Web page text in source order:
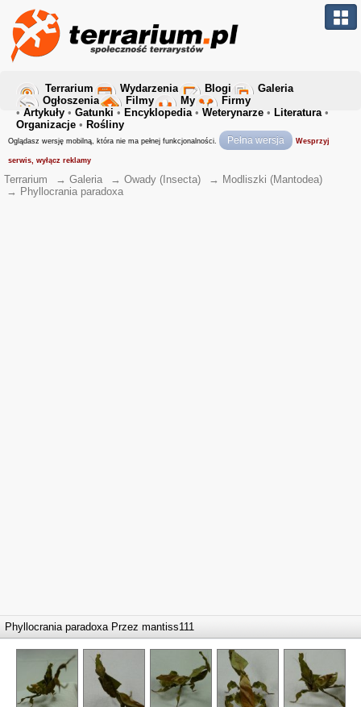
Terrarium Wydarzenia Blogi
Galeria
Ogłoszenia
Filmy My
Firmy
• Artykuły • Gatunki • Encyklopedia• Weterynarze • Literatura•
Organizacje • Rośliny
Oglądasz wersję mobilną, która nie ma pełnej funkcjonalności. Pełna wersja Wesprzyj
serwis, wyłącz reklamy
Terrarium → Galeria → Owady (Insecta) → Modliszki (Mantodea)
→ Phyllocrania paradoxa
Phyllocrania paradoxa Przez mantiss111